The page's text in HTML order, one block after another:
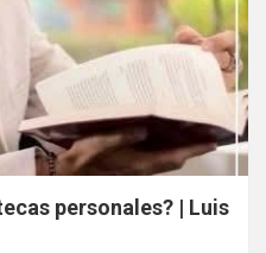
personales? | Luis